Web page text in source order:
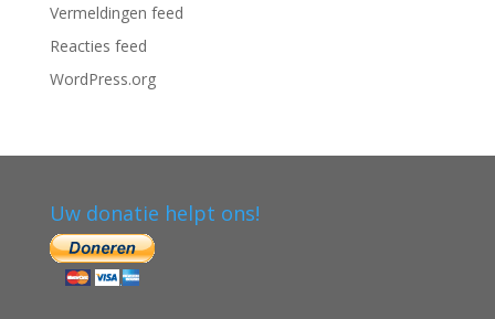
Vermeldingen feed
Reacties feed
WordPress.org
Uw donatie helpt ons!